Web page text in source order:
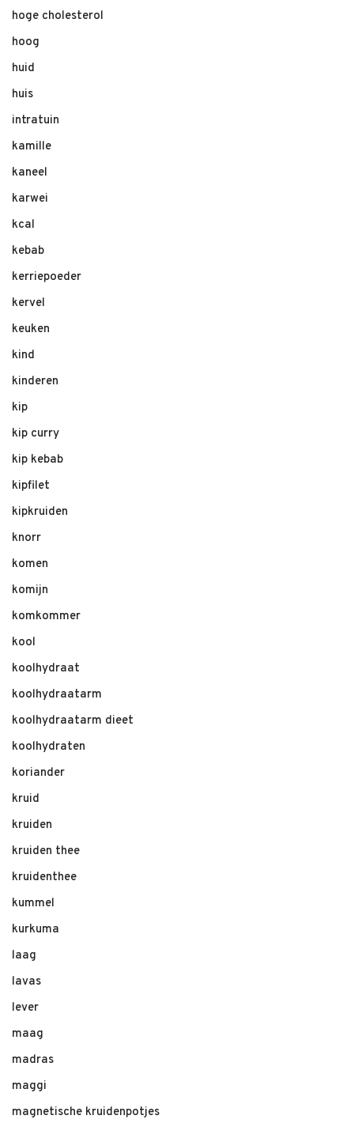
hoge cholesterol
hoog
huid
huis
intratuin
kamille
kaneel
karwei
kcal
kebab
kerriepoeder
kervel
keuken
kind
kinderen
kip
kip curry
kip kebab
kipfilet
kipkruiden
knorr
komen
komijn
komkommer
kool
koolhydraat
koolhydraatarm
koolhydraatarm dieet
koolhydraten
koriander
kruid
kruiden
kruiden thee
kruidenthee
kummel
kurkuma
laag
lavas
lever
maag
madras
maggi
magnetische kruidenpotjes